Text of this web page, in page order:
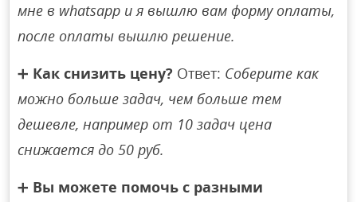
мне в whatsapp и я вышлю вам форму оплаты,
после оплаты вышлю решение.
➕ Как снизить цену? Ответ: Соберите как
можно больше задач, чем больше тем
дешевле, например от 10 задач цена
снижается до 50 руб.
➕ Вы можете помочь с разными